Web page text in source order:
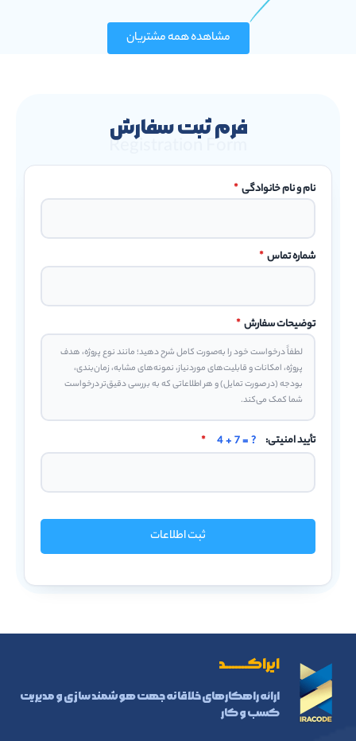
مشاهده همه مشتریان
فرم ثبت سفارش
Registration Form
نام و نام خانوادگی *
شماره تماس *
توضیحات سفارش *
تأیید امنیتی: 4 + 7 = ?
*
ثبت اطلاعات
ایراکـــــــد
ارائه راهکارهای خلاقانه جهت هوشمند سازی و مدیریت
کسب و کار